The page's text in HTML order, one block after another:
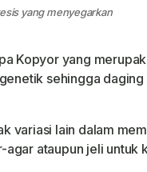
yang menyegarkan
Kopyor yang
sehingga
variasi lain dalam
ataupun jeli untuk